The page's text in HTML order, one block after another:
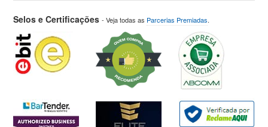
Selos e Certificações- Veja todas as Parcerias Premiadas.